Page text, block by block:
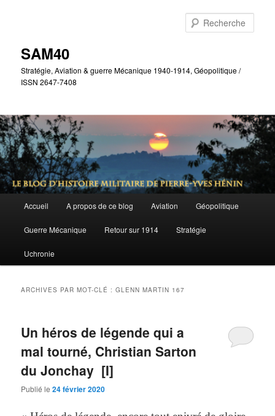
SAM40
Stratégie, Aviation & guerre Mécanique 1940-1914, Géopolitique /
ISSN 2647-7408
principal
Accueil A propos de ce blog Aviation Géopolitique
Guerre Mécanique Retour sur 1914 Stratégie
Uchronie
ARCHIVES PAR MOT-CLÉ :GLENN MARTIN 167
Un héros de légende qui a
mal tourné, Christian Sarton
du Jonchay [I]
Publié le24 février 2020